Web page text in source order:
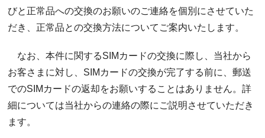
びと正常品への交換のお願いのご連絡を個別にさせていた
だき、正常品との交換方法についてご案内いたします。
なお、本件に関するSIMカードの交換に際し、当社から
お客さまに対し、SIMカードの交換が完了する前に、郵送
でのSIMカードの返却をお願いすることはありません。詳
細については当社からの連絡の際にご説明させていただき
ます。